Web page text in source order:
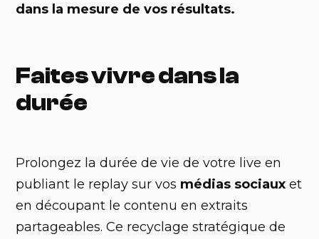
dans la mesure de vos résultats.
Faites vivre dans la
durée
Prolongez la durée de vie de votre live en
publiant le replay sur vos médias sociaux et
en découpant le contenu en extraits
partageables. Ce recyclage stratégique de